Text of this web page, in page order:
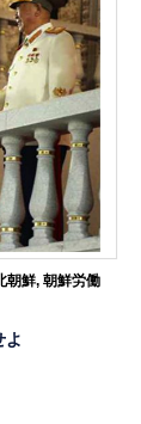
朝鮮, 朝鮮労働
よ